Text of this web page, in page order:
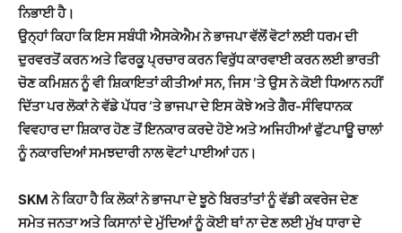
ਨਿਭਾਈ ਹੈ।
ਉਨ੍ਹਾਂ ਕਿਹਾਕਿ ਇਸ ਸਬੰਧੀ ਐਸਕੇਐਮ ਨੇ ਭਾਜਪਾਵੱਲੋਂਵੋਟਾਂ ਲਈਧਰਮ ਦੀ
ਦੁਰਵਰਤੋਂ ਕਰਨ ਅਤੇ ਫਿਰਕੂ ਪ੍ਰਚਾਰ ਕਰਨ ਵਿਰੁੱਧ ਕਾਰਵਾਈ ਕਰਨ ਲਈ ਭਾਰਤੀ
ਚੋਣ ਕਮਿਸ਼ਨ ਨੂੰ ਵੀ ਸ਼ਿਕਾਇਤਾਂ ਕੀਤੀਆਂ ਸਨ, ਜਿਸ ‘ਤੇ ਉਸ ਨੇ ਕੋਈ ਧਿਆਨ ਨਹੀਂ
ਦਿੱਤਾ ਪਰ ਲੋਕਾਂ ਨੇ ਵੱਡੇ ਪੱਧਰ ‘ਤੇ ਭਾਜਪਾ ਦੇ ਇਸ ਕੋਝੇ ਅਤੇ ਗੈਰ-ਸੰਵਿਧਾਨਕ
ਵਿਵਹਾਰ ਦਾ ਸ਼ਿਕਾਰ ਹੋਣ ਤੋਂ ਇਨਕਾਰ ਕਰਦੇ ਹੋਏ ਅਤੇ ਅਜਿਹੀਆਂ ਫੁੱਟਪਾਊ ਚਾਲਾਂ
ਨੂੰ ਨਕਾਰਦਿਆਂ ਸਮਝਦਾਰੀ ਨਾਲ ਵੋਟਾਂ ਪਾਈਆਂ ਹਨ।
SKM ਨੇਕਿਹਾ ਹੈ ਕਿਲੋਕਾਂ ਨੇ ਭਾਜਪਾ ਦੇ ਝੂਠੇ ਬਿਰਤਾਂਤਾਂ ਨੂੰ ਵੱਡੀ ਕਵਰੇਜ ਦੇਣ
ਸਮੇਤ ਜਨਤਾ ਅਤੇ ਕਿਸਾਨਾਂ ਦੇ ਮੁੱਦਿਆਂ ਨੂੰ ਕੋਈ ਥਾਂ ਨਾ ਦੇਣ ਲਈ ਮੁੱਖ ਧਾਰਾ ਦੇ